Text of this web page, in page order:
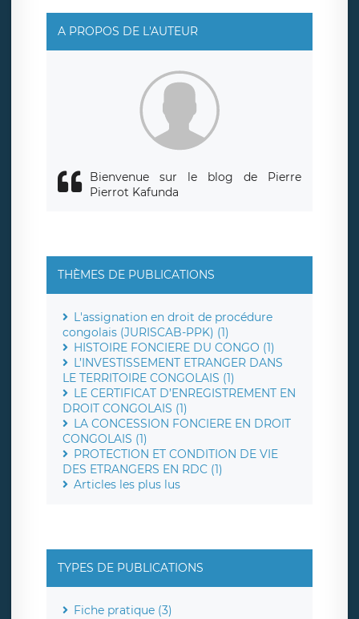
limitation du traitement relatif à vos données à caractère
données. Vous pouvez exercer ces droits auprès du délégué
de traitement est la société LÉGAVOX, sis 9 rue Léopold
Sédar Senghor, joignable à l’adresse mail :
responsabledetraitement@legavox.fr. Vous avez également
le droit d’introduire une réclamation auprès d’une autorité
A PROPOS DE L'AUTEUR
Bienvenue sur le blog de Pierre
Pierrot Kafunda
THÈMES DE PUBLICATIONS
L'assignation en droit de procédure
congolais (JURISCAB-PPK) (1)
HISTOIRE FONCIERE DU CONGO (1)
L’INVESTISSEMENT ETRANGER DANS
LE TERRITOIRE CONGOLAIS (1)
LE CERTIFICAT D’ENREGISTREMENT EN
DROIT CONGOLAIS (1)
LA CONCESSION FONCIERE EN DROIT
CONGOLAIS (1)
PROTECTION ET CONDITION DE VIE
DES ETRANGERS EN RDC (1)
Articles les plus lus
TYPES DE PUBLICATIONS
Fiche pratique (3)